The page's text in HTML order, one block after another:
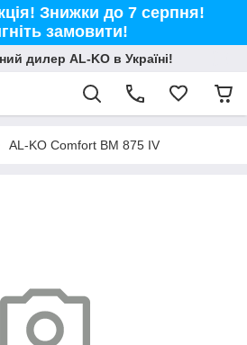
Знижки до 7 серпня!
замовити!
дилер AL-KO в Україні!
AL-KO Сomfort ВМ 875 IV